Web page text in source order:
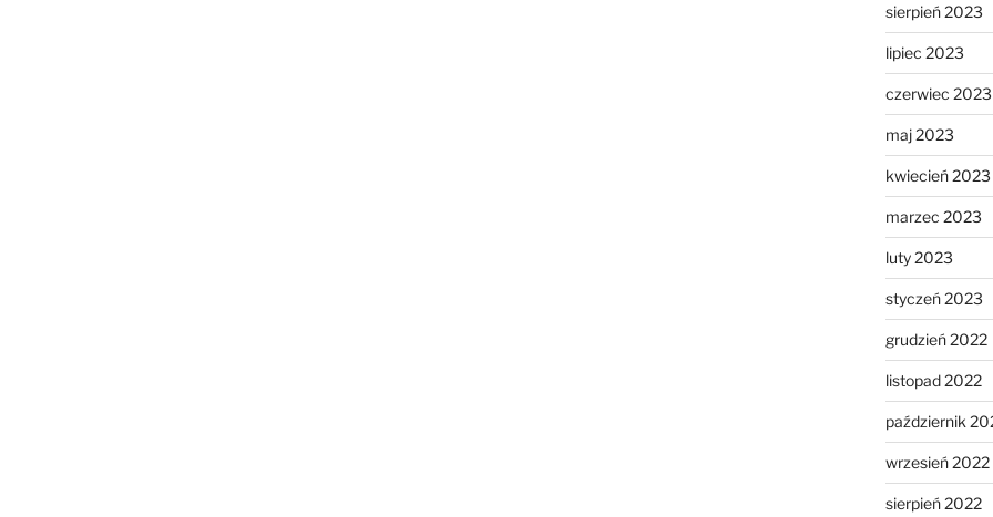
sierpień 2023
lipiec 2023
czerwiec 2023
maj 2023
kwiecień 2023
marzec 2023
luty 2023
styczeń 2023
grudzień 2022
listopad 2022
październik
wrzesień 2022
sierpień 2022